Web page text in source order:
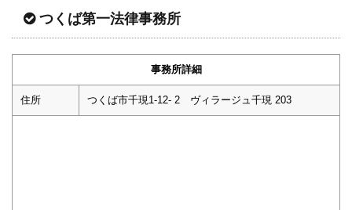
つくば第一法律事務所
事務所詳細
住所 つくば市千現1-12- 2 ヴィラージュ千現 203